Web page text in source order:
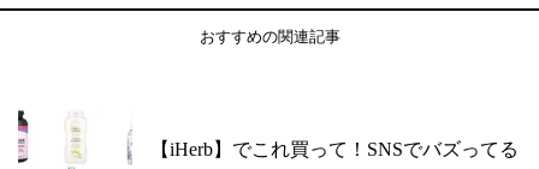
おすすめの関連記事
【iHerb】でこれ買って！SNSでバズってる